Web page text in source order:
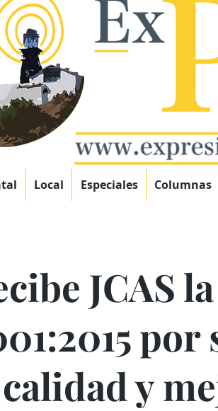
Local Especiales Columnas
JCAS
y